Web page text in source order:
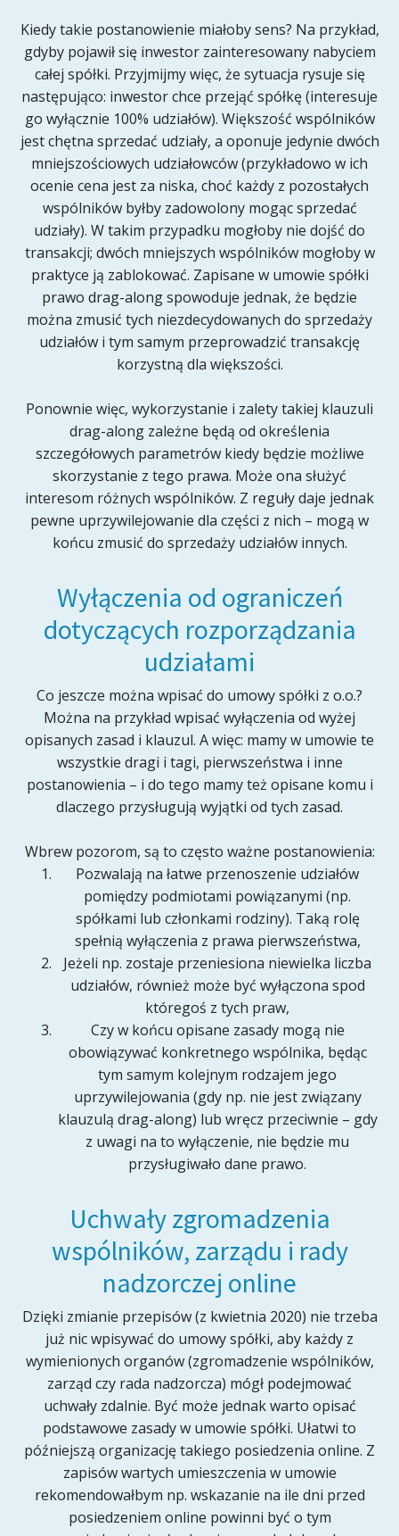
Kiedy takie postanowienie miałoby sens? Na przykład,
gdyby pojawił się inwestor zainteresowany nabyciem
całej spółki. Przyjmijmy więc, że sytuacja rysuje się
następująco: inwestor chce przejąć spółkę (interesuje
go wyłącznie 100% udziałów). Większość wspólników
jest chętna sprzedać udziały, a oponuje jedynie dwóch
mniejszościowych udziałowców (przykładowo w ich
ocenie cena jest za niska, choć każdy z pozostałych
wspólników byłby zadowolony mogąc sprzedać
udziały). W takim przypadku mogłoby nie dojść do
transakcji; dwóch mniejszych wspólników mogłoby w
praktyce ją zablokować. Zapisane w umowie spółki
prawo drag-along spowoduje jednak, że będzie
można zmusić tych niezdecydowanych do sprzedaży
udziałów i tym samym przeprowadzić transakcję
korzystną dla większości.
Ponownie więc, wykorzystanie i zalety takiej klauzuli
drag-along zależne będą od określenia
szczegółowych parametrów kiedy będzie możliwe
skorzystanie z tego prawa. Może ona służyć
interesom różnych wspólników. Z reguły daje jednak
pewne uprzywilejowanie dla części z nich – mogą w
końcu zmusić do sprzedaży udziałów innych.
Wyłączenia od ograniczeń
dotyczących rozporządzania
udziałami
Co jeszcze można wpisać do umowy spółki z o.o.?
Można na przykład wpisać wyłączenia od wyżej
opisanych zasad i klauzul. A więc: mamy w umowie te
wszystkie dragi i tagi, pierwszeństwa i inne
postanowienia – i do tego mamy też opisane komu i
dlaczego przysługują wyjątki od tych zasad.
Wbrew pozorom, są to często ważne postanowienia:
Pozwalają na łatwe przenoszenie udziałów
pomiędzy podmiotami powiązanymi (np.
spółkami lub członkami rodziny). Taką rolę
spełnią wyłączenia z prawa pierwszeństwa,
Jeżeli np. zostaje przeniesiona niewielka liczba
udziałów, również może być wyłączona spod
któregoś z tych praw,
Czy w końcu opisane zasady mogą nie
obowiązywać konkretnego wspólnika, będąc
tym samym kolejnym rodzajem jego
uprzywilejowania (gdy np. nie jest związany
klauzulą drag-along) lub wręcz przeciwnie – gdy
z uwagi na to wyłączenie, nie będzie mu
przysługiwało dane prawo.
Uchwały zgromadzenia
wspólników, zarządu i rady
nadzorczej online
Dzięki zmianie przepisów (z kwietnia 2020) nie trzeba
już nic wpisywać do umowy spółki, aby każdy z
wymienionych organów (zgromadzenie wspólników,
zarząd czy rada nadzorcza) mógł podejmować
uchwały zdalnie. Być może jednak warto opisać
podstawowe zasady w umowie spółki. Ułatwi to
późniejszą organizację takiego posiedzenia online. Z
zapisów wartych umieszczenia w umowie
rekomendowałbym np. wskazanie na ile dni przed
posiedzeniem online powinni być o tym